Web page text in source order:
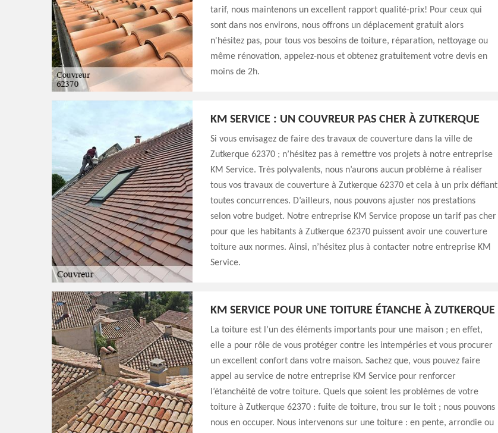
tarif, nous maintenons un excellent rapport qualité-prix! Pour ceux qui
sont dans nos environs, nous offrons un déplacement gratuit alors
n'hésitez pas, pour tous vos besoins de toiture, réparation, nettoyage ou
même rénovation, appelez-nous et obtenez gratuitement votre devis en
moins de 2h.
KM SERVICE : UN COUVREUR PAS CHER À ZUTKERQUE
Si vous envisagez de faire des travaux de couverture dans la ville de
Zutkerque 62370 ; n’hésitez pas à remettre vos projets à notre entreprise
KM Service. Très polyvalents, nous n’aurons aucun problème à réaliser
tous vos travaux de couverture à Zutkerque 62370 et cela à un prix défiant
toutes concurrences. D’ailleurs, nous pouvons ajuster nos prestations
selon votre budget. Notre entreprise KM Service propose un tarif pas cher
pour que les habitants à Zutkerque 62370 puissent avoir une couverture
toiture aux normes. Ainsi, n’hésitez plus à contacter notre entreprise KM
Service.
KM SERVICE POUR UNE TOITURE ÉTANCHE À ZUTKERQUE
La toiture est l’un des éléments importants pour une maison ; en effet,
elle a pour rôle de vous protéger contre les intempéries et vous procurer
un excellent confort dans votre maison. Sachez que, vous pouvez faire
appel au service de notre entreprise KM Service pour renforcer
l’étanchéité de votre toiture. Quels que soient les problèmes de votre
toiture à Zutkerque 62370 : fuite de toiture, trou sur le toit ; nous pouvons
nous en occuper. Nous intervenons sur une toiture : en pente, arrondie ou